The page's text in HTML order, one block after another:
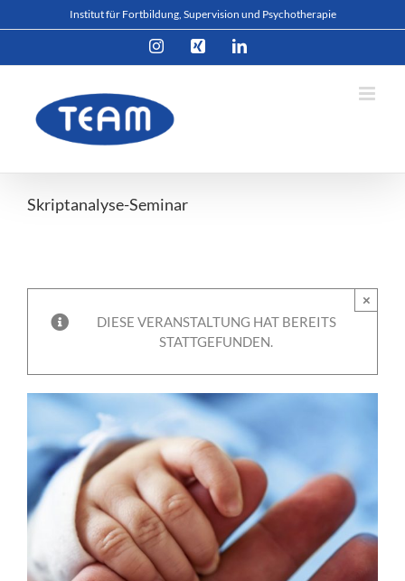
Inhalt
Institut für Fortbildung, Supervision und Psychotherapie
InstagramXing LinkedIn
Skriptanalyse-Seminar
DIESE VERANSTALTUNG HAT BEREITS
STATTGEFUNDEN.
×